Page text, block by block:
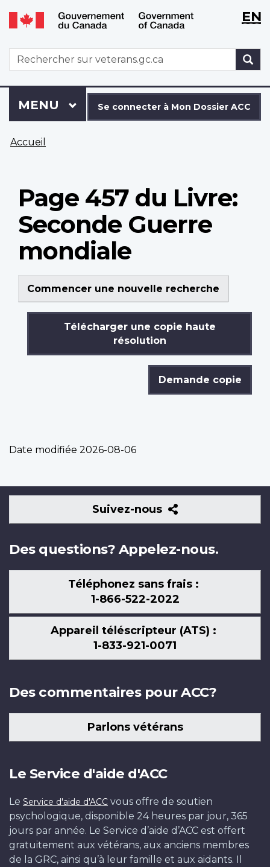
Aller
au
principal
Passer
à
version
HTML
simplifiée
WxT
WxTEN
WxT
Search
form
connecter
à
Dossier
Se connecter à Mon Dossier ACC
Menu
MENU PRINCIPAL
êtes
Accueil
Page 457 du Livre:
Seconde Guerre
mondiale
Commencer une nouvelle recherche
Télécharger une copie haute
résolution
Demande copie
Date modifiée 2026-08-06
Suivez-nous
Suivez-
nous
Des questions? Appelez-nous.
Téléphonez sans frais :
1-866-522-2022
Appareil téléscripteur (ATS) :
1-833-921-0071
Des commentaires pour ACC?
Parlons vétérans
Le Service d'aide d'ACC
Le Service d'aide d'ACC vous offre de soutien
psychologique, disponible 24 heures par jour, 365
jours par année. Le Service d’aide d’ACC est offert
gratuitement aux vétérans, aux anciens membres
de la GRC, ainsi qu’à leur famille et aux aidants. Il